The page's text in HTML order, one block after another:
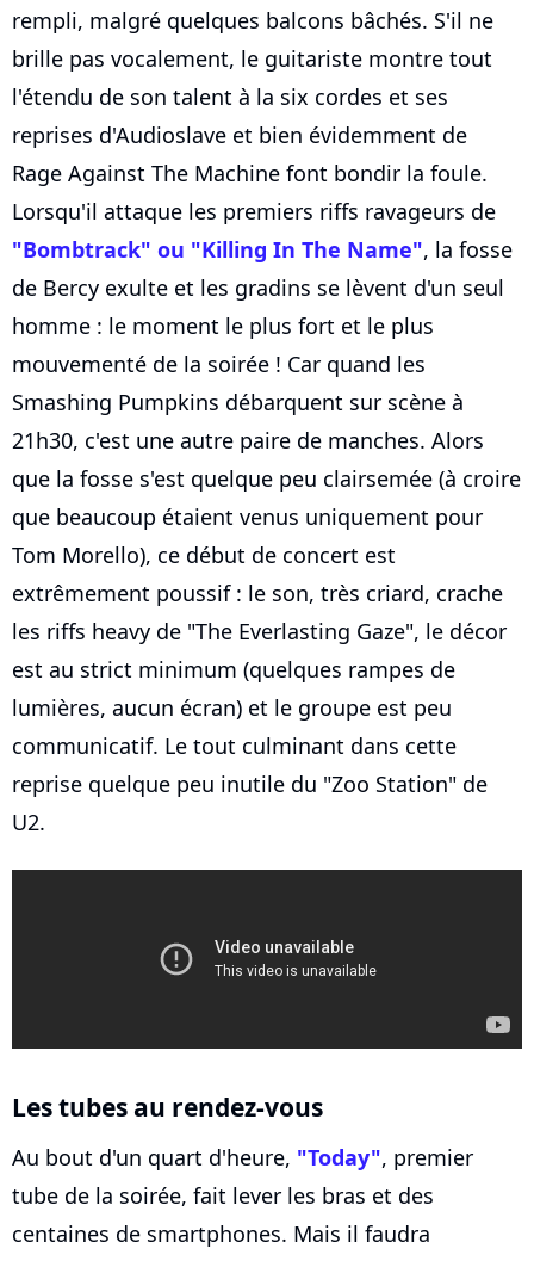
rempli, malgré quelques balcons bâchés. S'il ne
brille pas vocalement, le guitariste montre tout
l'étendu de son talent à la six cordes et ses
reprises d'Audioslave et bien évidemment de
Rage Against The Machine font bondir la foule.
Lorsqu'il attaque les premiers riffs ravageurs de
"Bombtrack" ou "Killing In The Name", la fosse
de Bercy exulte et les gradins se lèvent d'un seul
homme : le moment le plus fort et le plus
mouvementé de la soirée ! Car quand les
Smashing Pumpkins débarquent sur scène à
21h30, c'est une autre paire de manches. Alors
que la fosse s'est quelque peu clairsemée (à croire
que beaucoup étaient venus uniquement pour
Tom Morello), ce début de concert est
extrêmement poussif : le son, très criard, crache
les riffs heavy de "The Everlasting Gaze", le décor
est au strict minimum (quelques rampes de
lumières, aucun écran) et le groupe est peu
communicatif. Le tout culminant dans cette
reprise quelque peu inutile du "Zoo Station" de
U2.
Les tubes au rendez-vous
Au bout d'un quart d'heure, "Today", premier
tube de la soirée, fait lever les bras et des
centaines de smartphones. Mais il faudra